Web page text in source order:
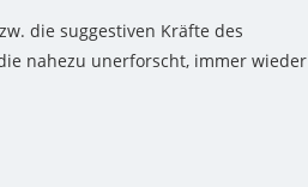
die suggestiven Kräfte des
nahezu unerforscht, immer wieder